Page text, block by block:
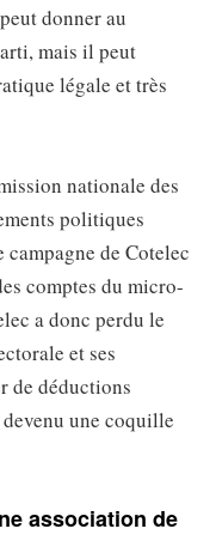
donner au
mais il peut
légale et très
nationale des
politiques
de Cotelec
comptes du micro-
a donc perdu le
et ses
de déductions
une coquille
association de